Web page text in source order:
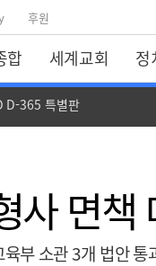
후원
합 세계교회 정
D-365 특별판
사 면
부 소관 3개 법안 통